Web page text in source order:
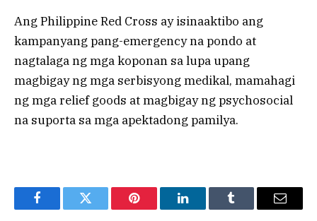
Ang Philippine Red Cross ay isinaaktibo ang
kampanyang pang-emergency na pondo at
nagtalaga ng mga koponan sa lupa upang
magbigay ng mga serbisyong medikal, mamahagi
ng mga relief goods at magbigay ng psychosocial
na suporta sa mga apektadong pamilya.
FacebookTwitter Pinterest LinkedInTumblr Email